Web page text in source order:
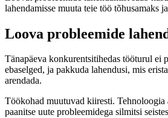
lahendamisse muuta teie töö tõhusamaks
Loova probleemide
Tänapäeva konkurentsitihedas tööturul ei
ebaselged, ja pakkuda lahendusi, mis
arendada.
Töökohad muutuvad kiiresti. Tehnoloogia
paanitse uute probleemidega silmitsi